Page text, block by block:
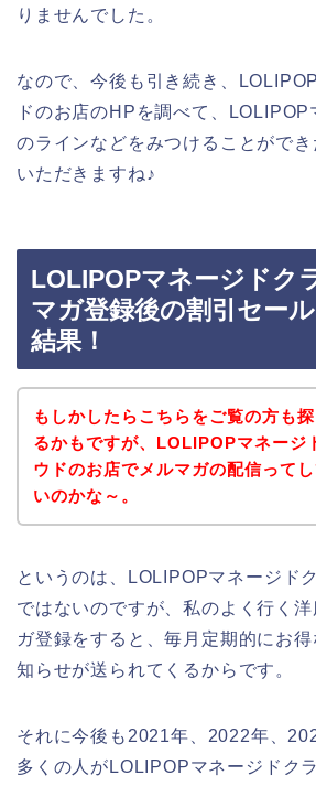
りませんでした。
なので、今後も引き続き、
ドのお店のHPを調べて、LOLIPOP
のラインなどをみつけることがで
いただきますね♪
LOLIPOPマネージドク
マガ登録後の割引セー
結果！
もしかしたらこちらをご覧の方も
るかもですが、LOLIPOPマネージ
ウドのお店でメルマガの配信って
いのかな～。
というのは、LOLIPOPマネージド
ではないのですが、私のよく行く
ガ登録をすると、毎月定期的にお
知らせが送られてくるからです。
それに今後も2021年、2022年、
多くの人がLOLIPOPマネージドク